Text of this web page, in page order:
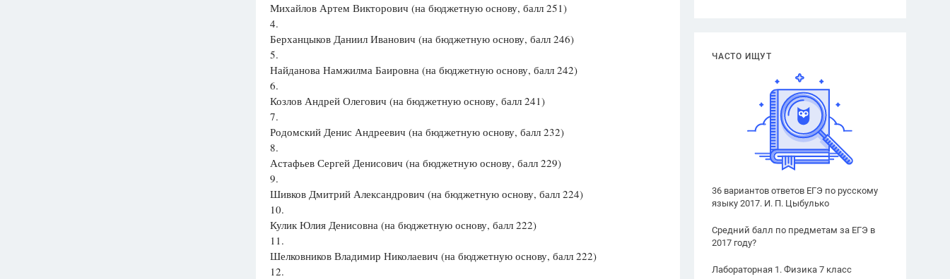
ЧАСТО ИЩУТ
36 вариантов ответов ЕГЭ по русскому
языку 2017. И. П. Цыбулько
Средний балл по предметам за ЕГЭ в
2017 году?
Лабораторная 1. Физика 7 класс
Михайлов Артем Викторович (на бюджетную основу, балл 251)
4.
Берханцыков Даниил Иванович (на бюджетную основу, балл 246)
5.
Найданова Намжилма Баировна (на бюджетную основу, балл 242)
6.
Козлов Андрей Олегович (на бюджетную основу, балл 241)
7.
Родомский Денис Андреевич (на бюджетную основу, балл 232)
8.
Астафьев Сергей Денисович (на бюджетную основу, балл 229)
9.
Шивков Дмитрий Александрович (на бюджетную основу, балл 224)
10.
Кулик Юлия Денисовна (на бюджетную основу, балл 222)
11.
Шелковников Владимир Николаевич (на бюджетную основу, балл 222)
12.